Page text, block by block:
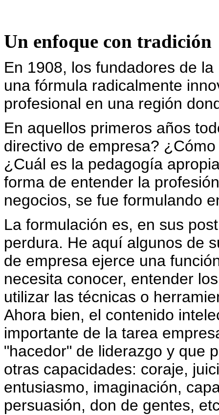
Un enfoque con tradición
En 1908, los fundadores de
una fórmula radicalmente
profesional en una región
En aquellos primeros años
directivo de empresa?
¿Cuál es la pedagogía
forma de entender la
negocios, se fue formulando
La formulación es, en sus
perdura. He aquí algunos de
de empresa ejerce una
necesita conocer, entender
utilizar las técnicas o
Ahora bien, el contenido
importante de la tarea
"hacedor" de liderazgo y que
otras capacidades: coraje,
entusiasmo, imaginación,
persuasión, don de gentes,